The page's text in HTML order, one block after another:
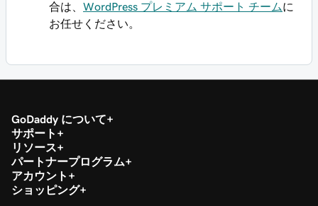
合は、 WordPress プレミアム サポート チームに
お任せください。
GoDaddy について
サポート
リソース
パートナープログラム
アカウント
ショッピング